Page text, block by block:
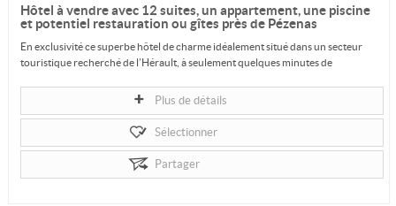
Hôtel à vendre avec 12 suites, un appartement, une piscine
et potentiel restauration ou gîtes près de Pézenas
En exclusivité ce superbe hôtel de charme idéalement situé dans un secteur
touristique recherché de l’Hérault, à seulement quelques minutes de
Plus de détails
Sélectionner
Partager